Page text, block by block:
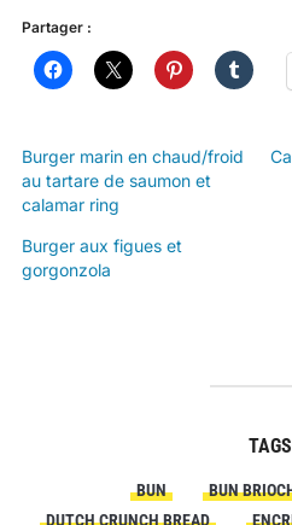
Partager :
Burger marin en chaud/froid
au tartare de saumon et
calamar ring
Burger aux figues et
gorgonzola
TAGS
BUN BUN
DUTCH CRUNCH BREAD